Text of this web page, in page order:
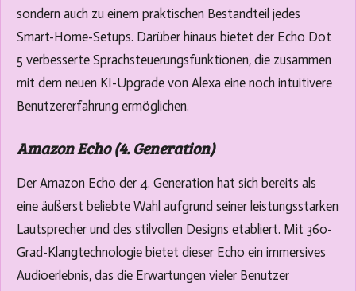
sondern auch zu einem praktischen Bestandteil jedes
Smart-Home-Setups. Darüber hinaus bietet der Echo Dot
5 verbesserte Sprachsteuerungsfunktionen, die zusammen
mit dem neuen KI-Upgrade von Alexa eine noch intuitivere
Benutzererfahrung ermöglichen.
Amazon Echo (4. Generation)
Der Amazon Echo der 4. Generation hat sich bereits als
eine äußerst beliebte Wahl aufgrund seiner leistungsstarken
Lautsprecher und des stilvollen Designs etabliert. Mit 360-
Grad-Klangtechnologie bietet dieser Echo ein immersives
Audioerlebnis, das die Erwartungen vieler Benutzer